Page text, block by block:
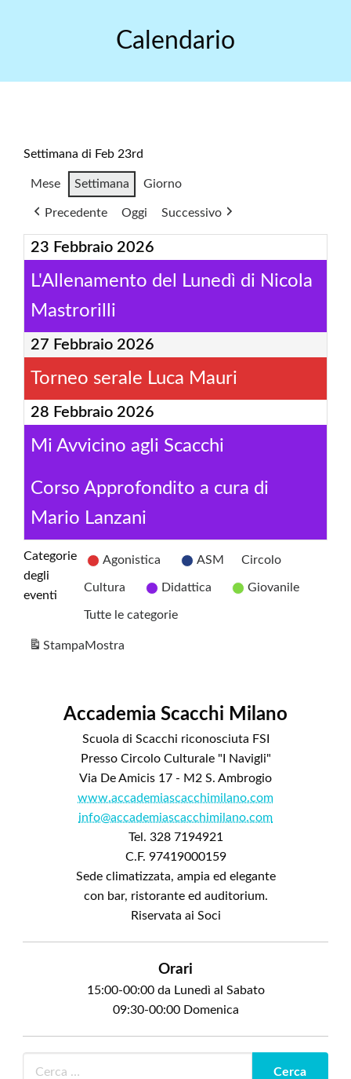
Calendario
Settimana di Feb 23rd
Mese Settimana Giorno
Precedente Oggi Successivo
23 Febbraio 2026
L'Allenamento del Lunedì di Nicola
Mastrorilli
27 Febbraio 2026
Torneo serale Luca Mauri
28 Febbraio 2026
Mi Avvicino agli Scacchi
Corso Approfondito a cura di
Mario Lanzani
Categorie
degli
eventi
Agonistica ASM Circolo
Cultura Didattica Giovanile
Tutte le categorie
StampaMostra
Accademia Scacchi Milano
Scuola di Scacchi riconosciuta FSI
Presso Circolo Culturale "I Navigli"
Via De Amicis 17 - M2 S. Ambrogio
www.accademiascacchimilano.com
info@accademiascacchimilano.com
Tel. 328 7194921
C.F. 97419000159
Sede climatizzata, ampia ed elegante
con bar, ristorante ed auditorium.
Riservata ai Soci
Orari
15:00-00:00 da Lunedì al Sabato
09:30-00:00 Domenica